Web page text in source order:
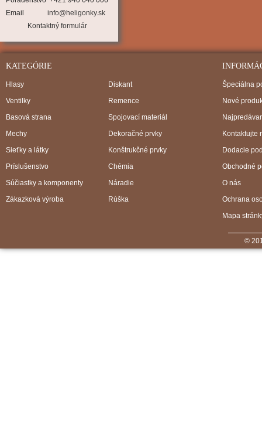
Email
info@heligonky.sk
Kontaktný formulár
KATEGÓRIE
Hlasy
Ventilky
Diskant
Remence
Basová strana
Mechy
Spojovací materiál
Dekoračné prvky
Sieťky a látky
Príslušenstvo
Konštrukčné prvky
Chémia
Súčiastky a komponenty
Zákazková výroba
Náradie
Rúška
Špeciálna
Nové
Kontaktujte
Dodacie
Obchodné
O nás
Ochrana
Mapa
©